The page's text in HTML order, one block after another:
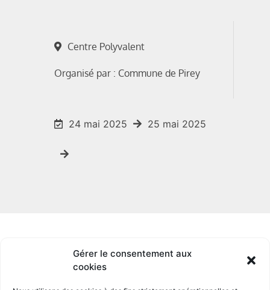
Gérer le consentement aux
cookies
Centre Polyvalent
Organisé par : Commune de Pirey
24 mai 2025 25 mai 2025